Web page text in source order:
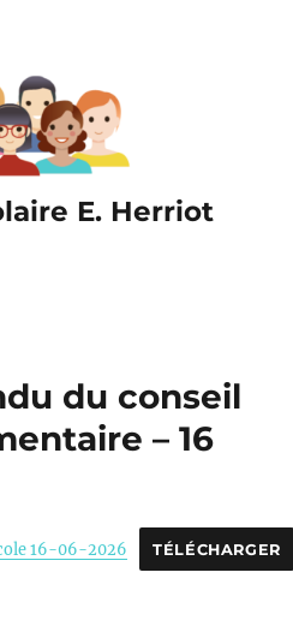
E. Herriot
du conseil
– 16
16-06-2026 TÉLÉCHARGER